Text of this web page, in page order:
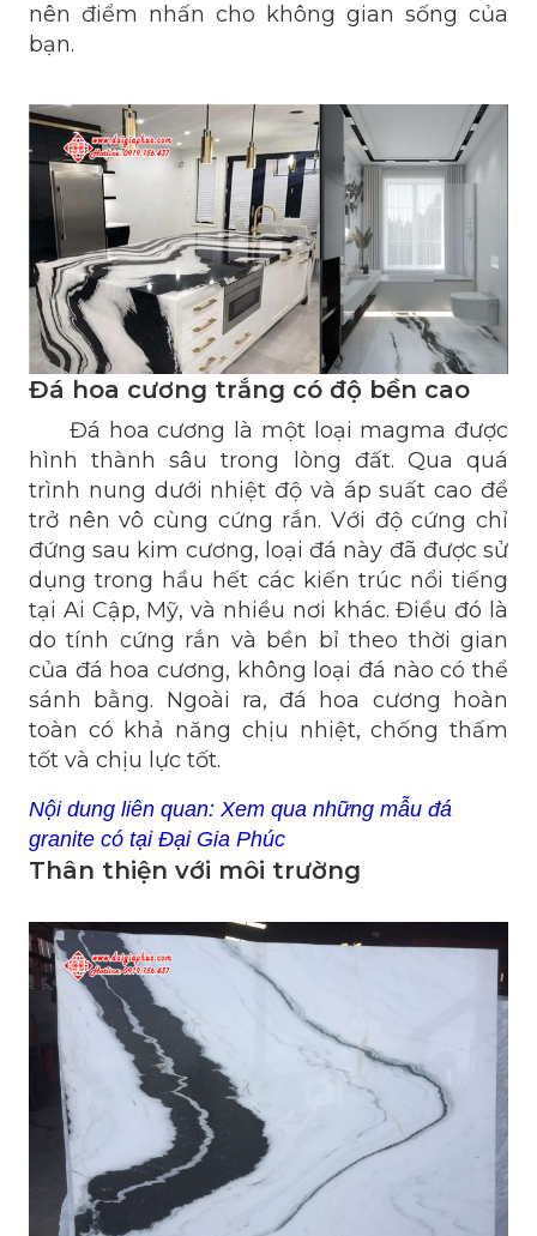
nên điểm nhấn cho không gian sống của
bạn.
Đá hoa cương trắng có độ bền cao
Đá hoa cương là một loại magma được
hình thành sâu trong lòng đất. Qua quá
trình nung dưới nhiệt độ và áp suất cao để
trở nên vô cùng cứng rắn. Với độ cứng chỉ
đứng sau kim cương, loại đá này đã được sử
dụng trong hầu hết các kiến trúc nổi tiếng
tại Ai Cập, Mỹ, và nhiều nơi khác. Điều đó là
do tính cứng rắn và bền bỉ theo thời gian
của đá hoa cương, không loại đá nào có thể
sánh bằng. Ngoài ra, đá hoa cương hoàn
toàn có khả năng chịu nhiệt, chống thấm
tốt và chịu lực tốt.
Nội dung liên quan: Xem qua những mẫu đá
granite có tại Đại Gia Phúc
Thân thiện với môi trường